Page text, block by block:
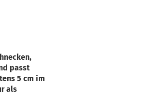
passt
5 cm im
als